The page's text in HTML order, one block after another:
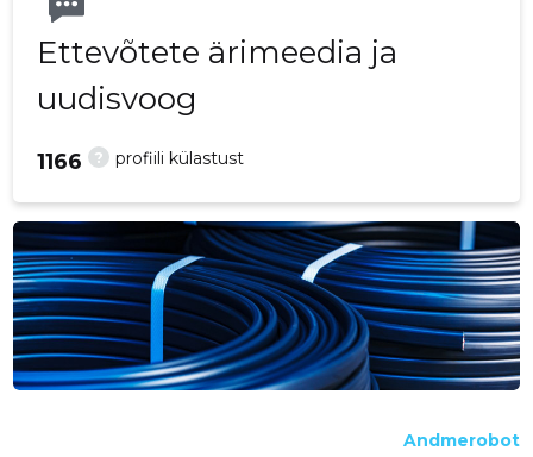
Ettevõtete ärimeedia ja
uudisvoog
? profiili külastust
1166
Andmerobot